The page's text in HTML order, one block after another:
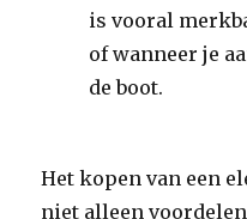
is vooral
of wanneer je
de boot.
Het kopen van een
niet alleen